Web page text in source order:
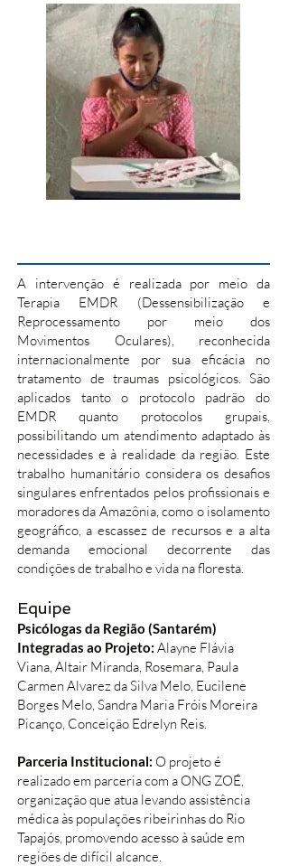
A intervenção é realizada por meio da
Terapia EMDR (Dessensibilização e
Reprocessamento por meio dos
Movimentos Oculares), reconhecida
internacionalmente por sua eficácia no
tratamento de traumas psicológicos. São
aplicados tanto o protocolo padrão do
EMDR quanto protocolos grupais,
possibilitando um atendimento adaptado às
necessidades e à realidade da região. Este
trabalho humanitário considera os desafios
singulares enfrentados pelos profissionais e
moradores da Amazônia, como o isolamento
geográfico, a escassez de recursos e a alta
demanda emocional decorrente das
condições de trabalho e vida na floresta.
Equipe
Psicólogas da Região (Santarém)
Integradas ao Projeto: Alayne Flávia
Viana, Altair Miranda, Rosemara, Paula
Carmen Alvarez da Silva Melo, Eucilene
Borges Melo, Sandra Maria Fróis Moreira
Picanço, Conceição Edrelyn Reis.
Parceria Institucional: O projeto é
realizado em parceria com a ONG ZOÉ,
organização que atua levando assistência
médica às populações ribeirinhas do Rio
Tapajós, promovendo acesso à saúde em
regiões de difícil alcance.